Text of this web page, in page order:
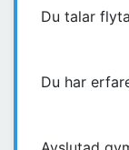
Du talar
Du har